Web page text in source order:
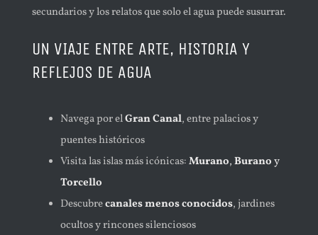
secundarios y los relatos que solo el agua puede susurrar.
UN VIAJE ENTRE ARTE, HISTORIA Y
REFLEJOS DE AGUA
Navega por elGran Canal, entre palacios y
puentes históricos
Visita las islas más icónicas:Murano,Buranoy
Torcello
Descubrecanales menos conocidos, jardines
ocultos y rincones silenciosos